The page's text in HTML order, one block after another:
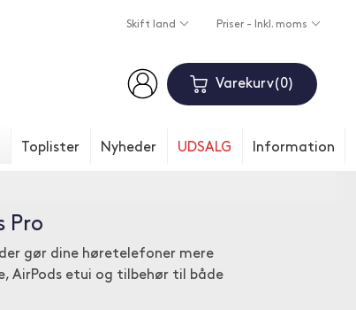
Skift land Priser - Inkl. moms
Varekurv 0
Toplister Nyheder UDSALG Information
Pro
gør dine høretelefoner mere
AirPods etui og tilbehør til både